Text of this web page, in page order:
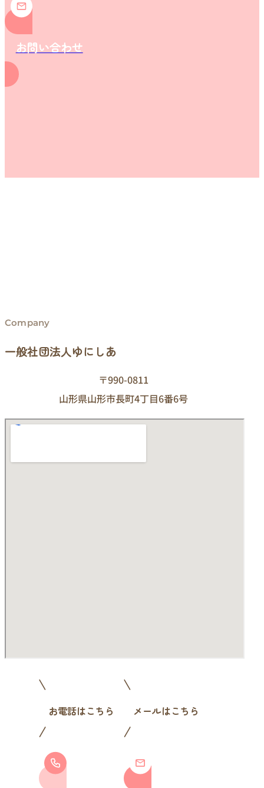
お問い合わせ
Company
一般社団法人ゆにしあ
〒990-0811
山形県山形市長町4丁目6番6号
お電話はこちら メールはこちら